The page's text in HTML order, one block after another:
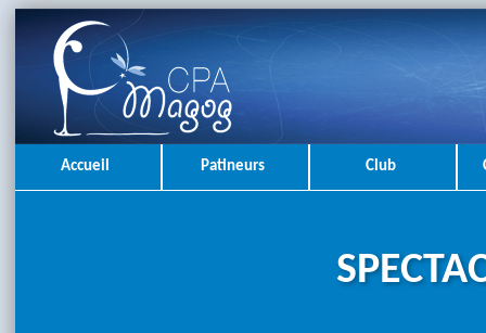
Accueil Patineurs Club